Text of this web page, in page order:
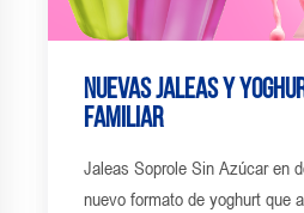
Nuevas jaleas y
Familiar
Jaleas Soprole Sin Azúcar en
nuevo formato de yoghurt que